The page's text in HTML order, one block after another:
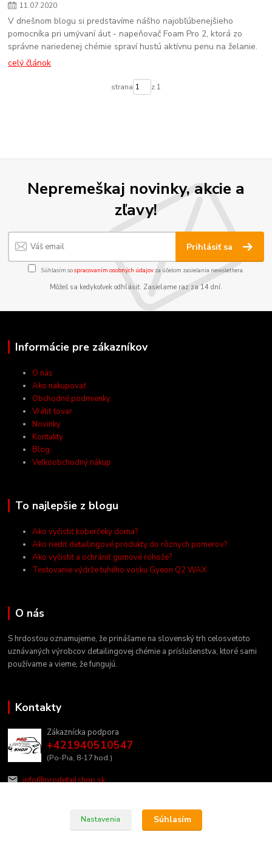
11.07.2020
V dnešnom blogu si predstavíme nášho najobľúbenejšieho
pomocníka pri umývaní áut - napeňovač Foam Pro 2, ktorá zo
správne nariedenej chémie spraví hustú aktívnu penu na želanie.
celý článok
strana z 1
Nepremeškaj novinky, akcie a
zľavy!
Prihlásiť sa
Súhlasím sospracovaním osobných údajov za účelom zasielania newslettera.
Môžeš sa kedykoľvek odhlásiť. Zasielame raz za 14 dní.
Informácie pre zákazníkov
O nás
Ako nakupovať
Obchodné podmienky
Vrátiť tovar
Novinky
Kontakty
Blog
Veľkoobchodný nákup
To najlepšie z blogu
Ako vyčistiť koberčeky doma?
Ako riediť detailingové produkty do rôznych pomerov?
Ako vyčistiť a ochrániť gumové rohože?
Testovanie výdrže tuhého vosku Gyeon Q2 WAX
O nás
S hrdosťou oznamujeme, že prinášame na slovenský trh celosvetoto
uznávaných výrobcov detailingovej chémie a príslušenstva, ktoré sami
používame a vieme, že fungujú.
Kontakty
Zákaznícka podpora
+421940510547
(Po-Pia, 8-17 hod.)
info@prodetailshop.sk
Nastavenia Súhlasím